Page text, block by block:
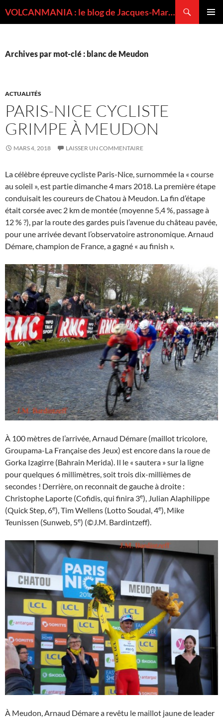
VOLCANMANIA : le blog de Jacques-Marie BARDINTZEFF, volcanologue
Archives par mot-clé : blanc de Meudon
ACTUALITÉS
PARIS-NICE CYCLISTE
GRIMPE À MEUDON
MARS 4, 2018 LAISSER UN COMMENTAIRE
La célèbre épreuve cycliste Paris-Nice, surnommée la « course
au soleil », est partie dimanche 4 mars 2018. La première étape
conduisait les coureurs de Chatou à Meudon. La fin d’étape
était corsée avec 2 km de montée (moyenne 5,4 %, passage à
12 % ?), par la route des gardes puis l’avenue du château pavée,
pour une arrivée devant l’observatoire astronomique. Arnaud
Démare, champion de France, a gagné « au finish ».
À 100 mètres de l’arrivée, Arnaud Démare (maillot tricolore,
Groupama-La Française des Jeux) est encore dans la roue de
Gorka Izagirre (Bahrain Merida). Il le « sautera » sur la ligne
pour quelques 6 millimètres, soit trois dix-millièmes de
secondes ! Derrière, on reconnait de gauche à droite :
Christophe Laporte (Cofidis, qui finira 3e), Julian Alaphilippe
(Quick Step, 6e), Tim Wellens (Lotto Soudal, 4e), Mike
Teunissen (Sunweb, 5e) (©J.M. Bardintzeff).
À Meudon, Arnaud Démare a revêtu le maillot jaune de leader